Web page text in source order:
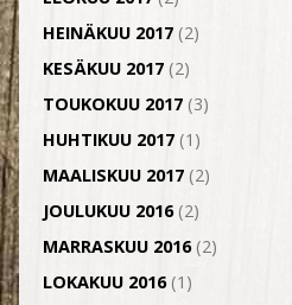
HEINÄKUU 2017(2)
KESÄKUU 2017(2)
TOUKOKUU 2017(3)
HUHTIKUU 2017(1)
MAALISKUU 2017(2)
JOULUKUU 2016(2)
MARRASKUU 2016(2)
LOKAKUU 2016(1)